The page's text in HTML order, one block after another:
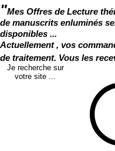
"Mes Offres de Lecture
de manuscrits enluminés
disponibles ...
Actuellement , vos
de traitement. Vous les
Je recherche sur
votre site ...